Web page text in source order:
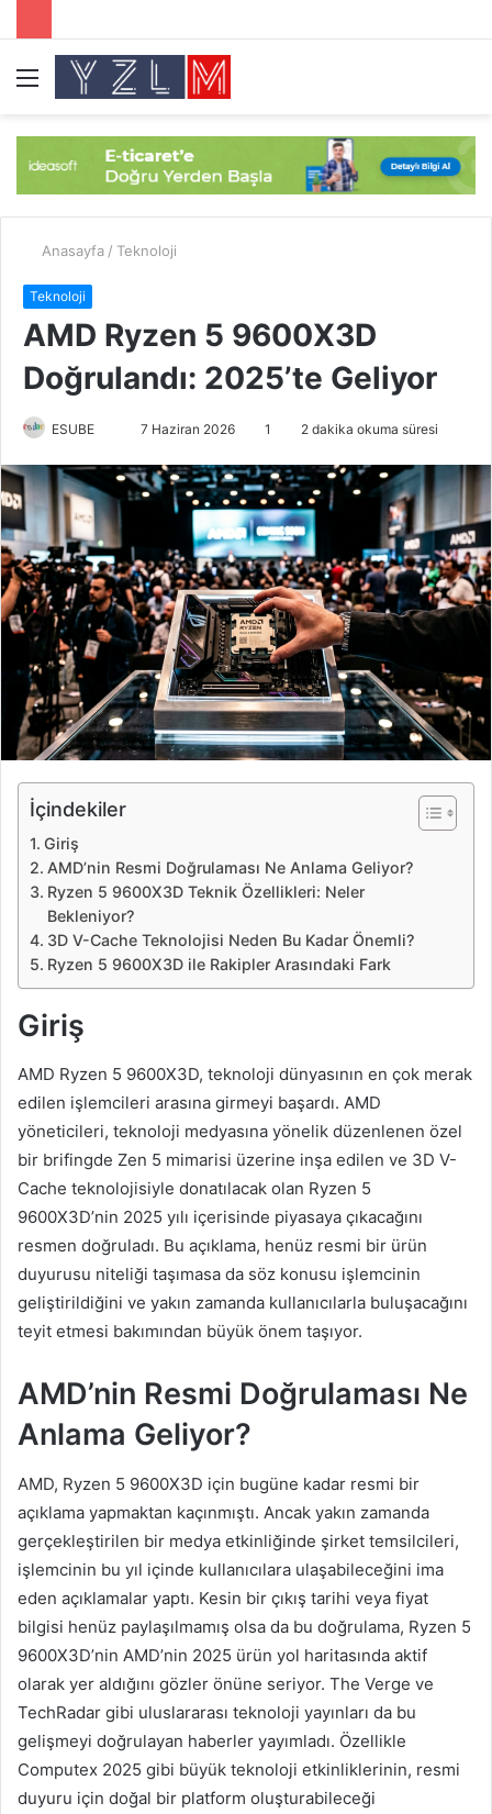
Menü
Anasayfa / Teknoloji
Teknoloji
AMD Ryzen 5 9600X3D
Doğrulandı: 2025’te Geliyor
ESUBE
-
p
o
s
t
a
g
ö
n
e
7 Haziran 2026 1 2 dakika okuma süresi
İçindekiler
Giriş
AMD’nin Resmi Doğrulaması Ne Anlama Geliyor?
Ryzen 5 9600X3D Teknik Özellikleri: Neler
Bekleniyor?
3D V-Cache Teknolojisi Neden Bu Kadar Önemli?
Ryzen 5 9600X3D ile Rakipler Arasındaki Fark
Giriş
AMD Ryzen 5 9600X3D, teknoloji dünyasının en çok merak
edilen işlemcileri arasına girmeyi başardı. AMD
yöneticileri, teknoloji medyasına yönelik düzenlenen özel
bir brifingde Zen 5 mimarisi üzerine inşa edilen ve 3D V-
Cache teknolojisiyle donatılacak olan Ryzen 5
9600X3D’nin 2025 yılı içerisinde piyasaya çıkacağını
resmen doğruladı. Bu açıklama, henüz resmi bir ürün
duyurusu niteliği taşımasa da söz konusu işlemcinin
geliştirildiğini ve yakın zamanda kullanıcılarla buluşacağını
teyit etmesi bakımından büyük önem taşıyor.
AMD’nin Resmi Doğrulaması Ne
Anlama Geliyor?
AMD, Ryzen 5 9600X3D için bugüne kadar resmi bir
açıklama yapmaktan kaçınmıştı. Ancak yakın zamanda
gerçekleştirilen bir medya etkinliğinde şirket temsilcileri,
işlemcinin bu yıl içinde kullanıcılara ulaşabileceğini ima
eden açıklamalar yaptı. Kesin bir çıkış tarihi veya fiyat
bilgisi henüz paylaşılmamış olsa da bu doğrulama, Ryzen 5
9600X3D’nin AMD’nin 2025 ürün yol haritasında aktif
olarak yer aldığını gözler önüne seriyor. The Verge ve
TechRadar gibi uluslararası teknoloji yayınları da bu
gelişmeyi doğrulayan haberler yayımladı. Özellikle
Computex 2025 gibi büyük teknoloji etkinliklerinin, resmi
duyuru için doğal bir platform oluşturabileceği